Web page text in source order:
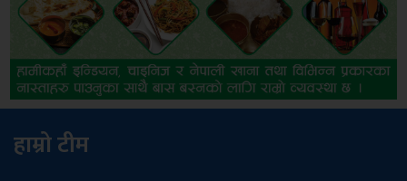
हाम्रो टीम